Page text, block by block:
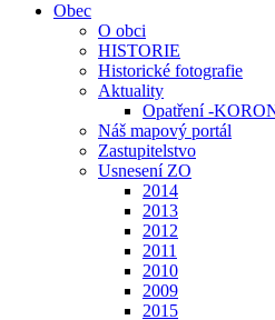
Obec
O obci
HISTORIE
Historické fotografie
Aktuality
Opatření -
Náš mapový portál
Zastupitelstvo
Usnesení ZO
2014
2013
2012
2011
2010
2009
2015